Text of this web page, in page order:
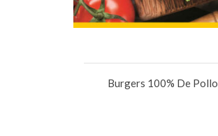
Burgers 100% De Pollo